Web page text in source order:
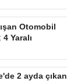
Otomobil
Yaralı
2 ayda çıkan